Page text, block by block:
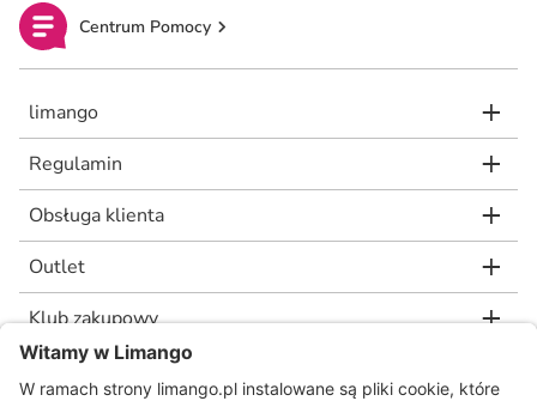
Centrum Pomocy
limango
Regulamin
Obsługa klienta
Outlet
Klub zakupowy